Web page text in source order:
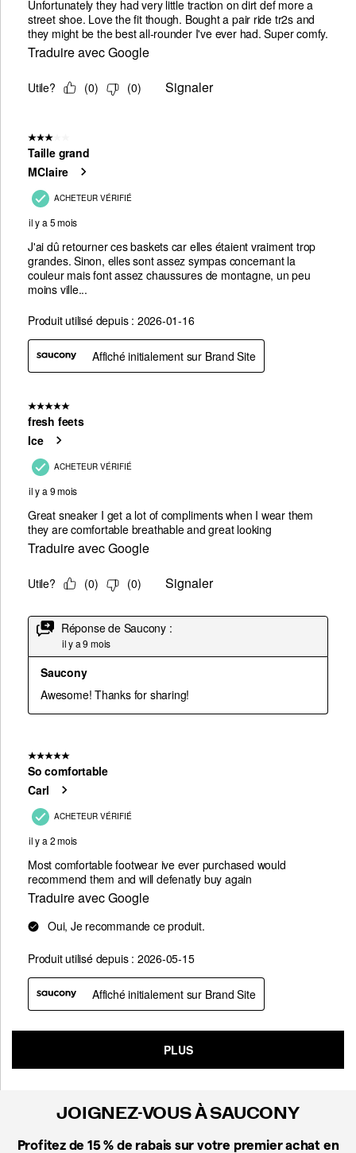
JOIGNEZ-VOUS À SAUCONY
Profitez de 15 % de rabais sur votre premier achat en